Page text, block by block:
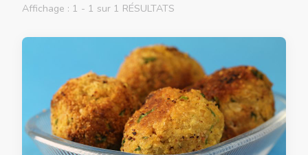
Affichage : 1 - 1 sur 1 RÉSULTATS